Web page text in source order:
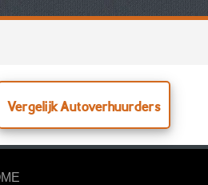
Vergelijk Autoverhuurders